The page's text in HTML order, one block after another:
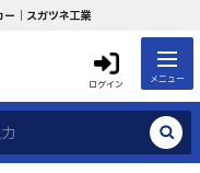
｜スガツネ工業
ログイン メニュー